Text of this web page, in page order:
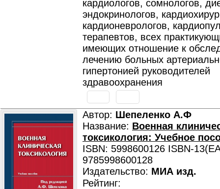
кардиологов, сомнологов,
эндокринологов,
кардионеврологов,
терапевтов, всех
имеющих отношение к
лечению больных
гипертонией руководителей
здравоохранения
Автор: Шепеленко А.Ф
Название: Военная
токсикология: Учебное
ISBN: 5998600126 ISBN-
9785998600128
Издательство: МИА изд.
Рейтинг: